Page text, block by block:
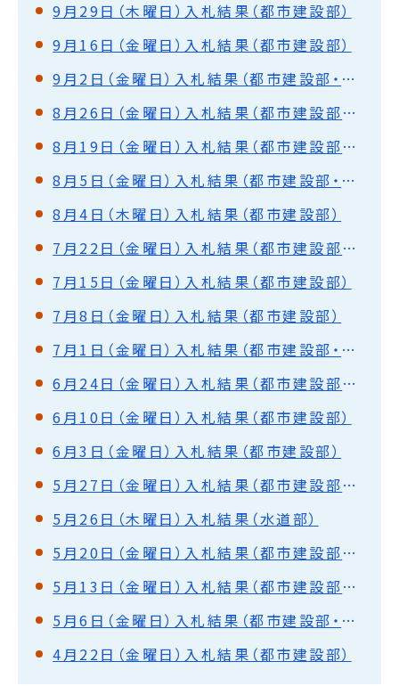
9月29日（木曜日）入札結果（都市建設部）
9月16日（金曜日）入札結果（都市建設部）
9月2日（金曜日）入札結果（都市建設部・水道部）
8月26日（金曜日）入札結果（都市建設部・水道部）
8月19日（金曜日）入札結果（都市建設部・水道部）
8月5日（金曜日）入札結果（都市建設部・水道部）
8月4日（木曜日）入札結果（都市建設部）
7月22日（金曜日）入札結果（都市建設部・水道部）
7月15日（金曜日）入札結果（都市建設部）
7月8日（金曜日）入札結果（都市建設部）
7月1日（金曜日）入札結果（都市建設部・水道部）
6月24日（金曜日）入札結果（都市建設部・水道部）
6月10日（金曜日）入札結果（都市建設部）
6月3日（金曜日）入札結果（都市建設部）
5月27日（金曜日）入札結果（都市建設部・水道部）
5月26日（木曜日）入札結果（水道部）
5月20日（金曜日）入札結果（都市建設部・水道部）
5月13日（金曜日）入札結果（都市建設部・水道部）
5月6日（金曜日）入札結果（都市建設部・水道部）
4月22日（金曜日）入札結果（都市建設部）